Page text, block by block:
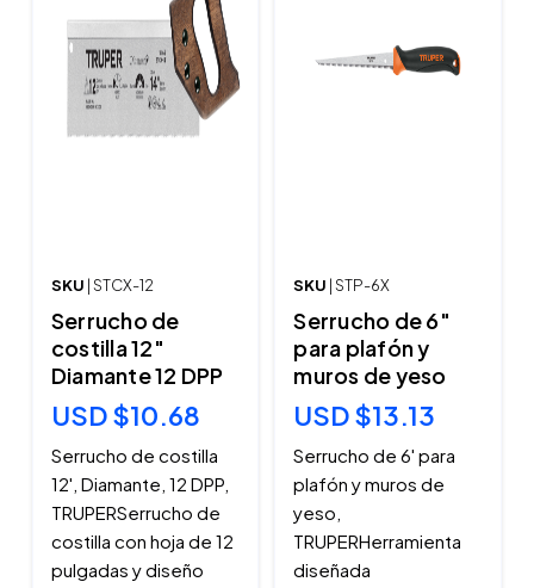
SKU | STCX-12
Serrucho de
costilla 12"
Diamante 12 DPP
USD $10.68
Serrucho de costilla
12', Diamante, 12 DPP,
TRUPERSerrucho de
costilla con hoja de 12
pulgadas y diseño
SKU | STP-6X
Serrucho de 6"
para plafón y
muros de yeso
USD $13.13
Serrucho de 6' para
plafón y muros de
yeso,
TRUPERHerramienta
diseñada